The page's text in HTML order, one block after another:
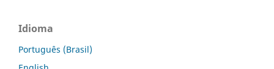
Idioma
Português (Brasil)